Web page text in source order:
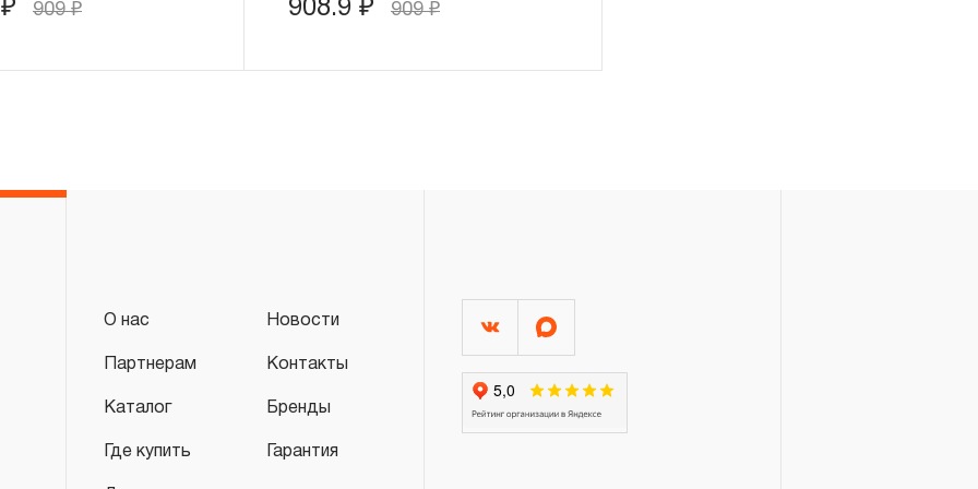
3.4.5 На группу товаров аккумуляторный инструмент, включая
аккумуляторные батареи, фонари аккумуляторные, попадает под
действие «ограниченной гарантии», срок которой определен в
3.4.6 На гидравлический инструмент (прессы, краны, цилиндры, насосы,
подкатные и бутылочные домкраты и т.п.) распространяется
₽ 909₽ 908.9 ₽ 909₽
О нас Новости
Партнерам Контакты
Каталог Бренды
Где купить Гарантия